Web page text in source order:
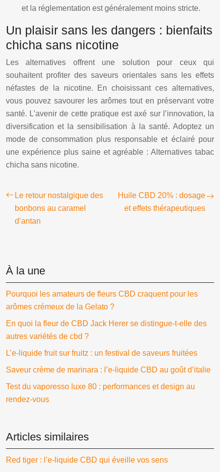
et la réglementation est généralement moins stricte.
Un plaisir sans les dangers : bienfaits
chicha sans nicotine
Les alternatives offrent une solution pour ceux qui
souhaitent profiter des saveurs orientales sans les effets
néfastes de la nicotine. En choisissant ces alternatives,
vous pouvez savourer les arômes tout en préservant votre
santé. L’avenir de cette pratique est axé sur l’innovation, la
diversification et la sensibilisation à la santé. Adoptez un
mode de consommation plus responsable et éclairé pour
une expérience plus saine et agréable : Alternatives tabac
chicha sans nicotine.
Le retour nostalgique des
bonbons au caramel
d’antan
Huile CBD 20% : dosage
et effets thérapeutiques
À la une
Pourquoi les amateurs de fleurs CBD craquent pour les
arômes crémeux de la Gelato ?
En quoi la fleur de CBD Jack Herer se distingue-t-elle des
autres variétés de cbd ?
L’e-liquide fruit sur fruitz : un festival de saveurs fruitées
Saveur crème de marinara : l’e-liquide CBD au goût d’italie
Test du vaporesso luxe 80 : performances et design au
rendez-vous
Articles similaires
Red tiger : l’e-liquide CBD qui éveille vos sens